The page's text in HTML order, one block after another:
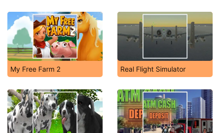
My Free Farm 2 Real Flight Simulator